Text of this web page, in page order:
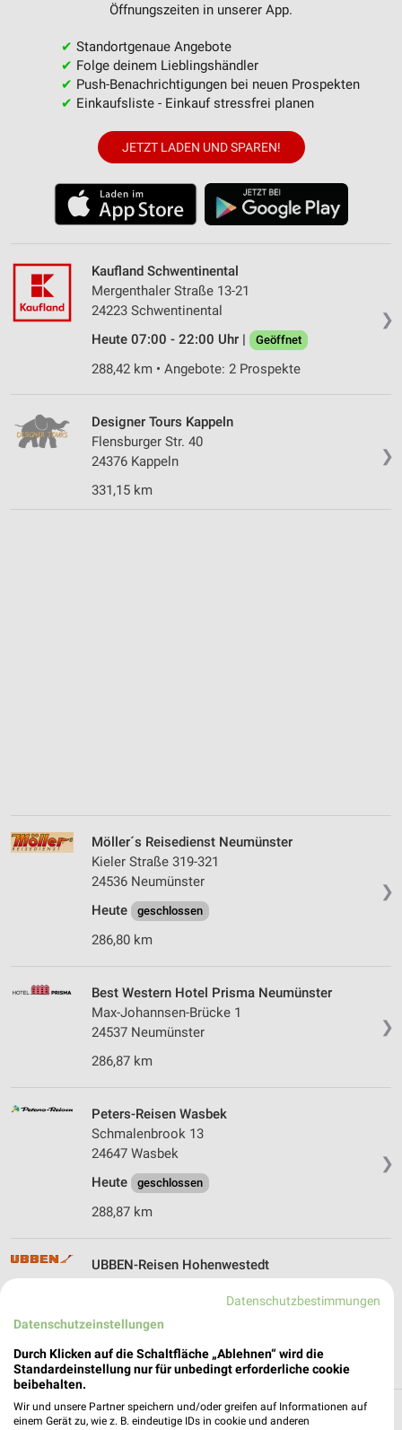
Öffnungszeiten in unserer App.
✔ Standortgenaue Angebote
✔ Folge deinem Lieblingshändler
✔ Push-Benachrichtigungen bei neuen Prospekten
✔ Einkaufsliste - Einkauf stressfrei planen
JETZT LADEN UND SPAREN!
❯
Kaufland Schwentinental
Mergenthaler Straße 13-21
24223 Schwentinental
Heute 07:00 - 22:00 Uhr |
Geöffnet
288,42 km • Angebote: 2 Prospekte
❯
Designer Tours Kappeln
Flensburger Str. 40
24376 Kappeln
331,15 km
❯
Möller´s Reisedienst Neumünster
Kieler Straße 319-321
24536 Neumünster
Heute
geschlossen
286,80 km
❯
Best Western Hotel Prisma Neumünster
Max-Johannsen-Brücke 1
24537 Neumünster
286,87 km
❯
Peters-Reisen Wasbek
Schmalenbrook 13
24647 Wasbek
Heute
geschlossen
288,87 km
UBBEN-Reisen Hohenwestedt
Heute
geschlossen
303,73 km
Datenschutzbestimmungen
Datenschutzeinstellungen
Durch Klicken auf die Schaltfläche „Ablehnen“ wird die
Standardeinstellung nur für unbedingt erforderliche cookie
beibehalten.
Wir und unsere Partner speichern und/oder greifen auf Informationen auf
einem Gerät zu, wie z. B. eindeutige IDs in cookie und anderen